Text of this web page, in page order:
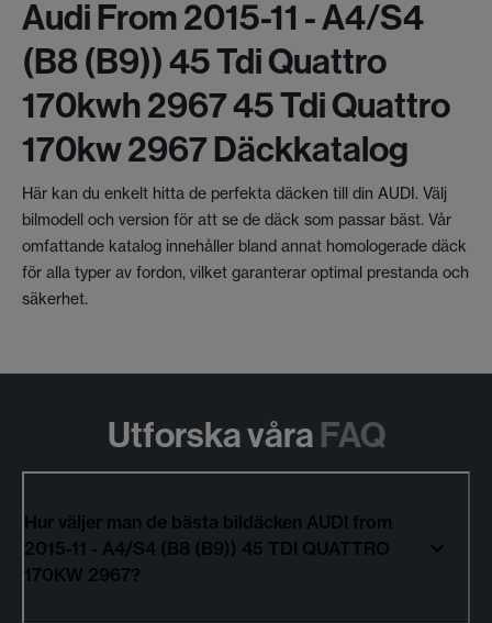
Audi From 2015-11 - A4/s4
(b8 (b9)) 45 Tdi Quattro
170kwh 2967 45 Tdi Quattro
170kw 2967 Däckkatalog
Här kan du enkelt hitta de perfekta däcken till din AUDI. Välj
bilmodell och version för att se de däck som passar bäst. Vår
omfattande katalog innehåller bland annat homologerade däck
för alla typer av fordon, vilket garanterar optimal prestanda och
säkerhet.
Utforska våra FAQ
Hur väljer man de bästa bildäcken AUDI from
2015-11 - A4/S4 (B8 (B9)) 45 TDI QUATTRO
170KW 2967?